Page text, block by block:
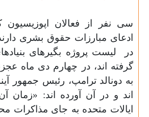
سی نفر از فعالان
ادعای مبارزات حقوق بشری
در
لیست پروژه بگیرهای
گرفته اند، در چهارم دی ماه
به دونالد ترامپ، رئیس جمهور
اند و در آن آورده اند: «زمان
ایالات متحده به جای مذاکرات